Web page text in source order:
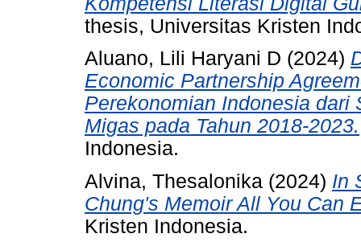
thesis, Universitas Kristen
Aluano, Lili Haryani D (2024)
Economic Partnership
Perekonomian Indonesia dari
Migas pada Tahun 2018-2023.
Indonesia.
Alvina, Thesalonika (2024) In
Chung's Memoir All You Can
Kristen Indonesia.